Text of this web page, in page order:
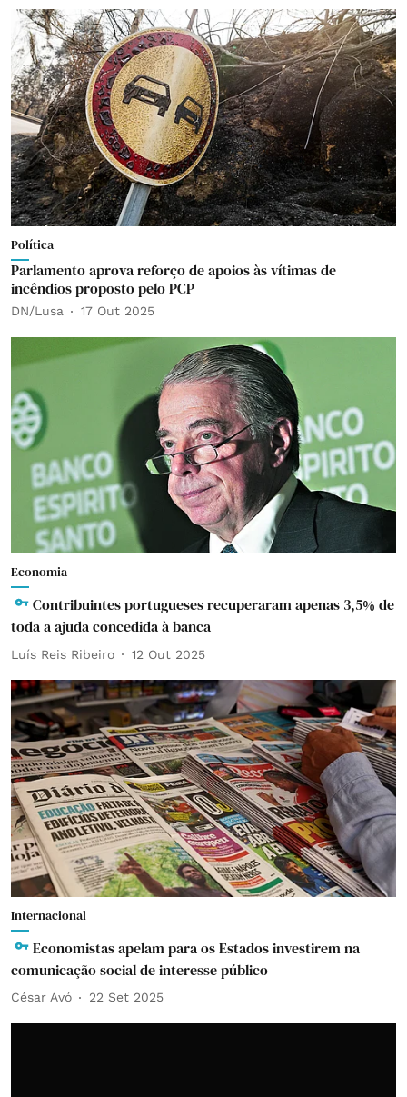
Política
Parlamento aprova reforço de apoios às vítimas de
incêndios proposto pelo PCP
DN/Lusa 17 Out 2025
Economia
Contribuintes portugueses recuperaram apenas 3,5% de
toda a ajuda concedida à banca
Luís Reis Ribeiro 12 Out 2025
Internacional
Economistas apelam para os Estados investirem na
comunicação social de interesse público
César Avó 22 Set 2025